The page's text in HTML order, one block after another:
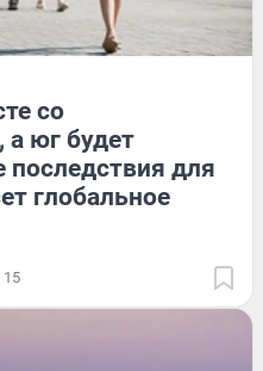
со
а юг будет
для
глобальное
15